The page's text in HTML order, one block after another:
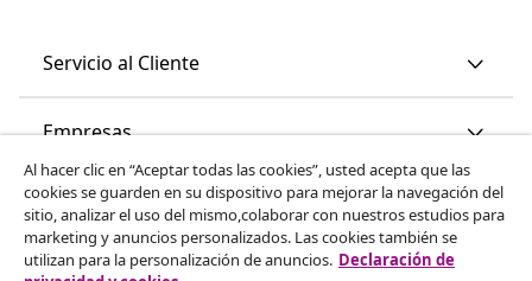
Servicio al Cliente
Empresas
vidaXL
Descubre mas
Al hacer clic en “Aceptar todas las cookies”, usted acepta que las
cookies se guarden en su dispositivo para mejorar la navegación del
sitio, analizar el uso del mismo,colaborar con nuestros estudios para
marketing y anuncios personalizados. Las cookies también se
utilizan para la personalización de anuncios. Declaración de